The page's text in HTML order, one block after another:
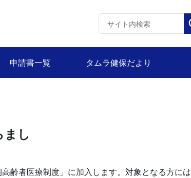
申請書一覧 タムラ健保だより
まし
齢者医療制度」に加入します。対象となる方には